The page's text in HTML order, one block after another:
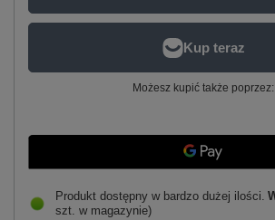
Możesz kupić także poprzez:
Produkt dostępny w bardzo dużej ilości
szt. w magazynie)